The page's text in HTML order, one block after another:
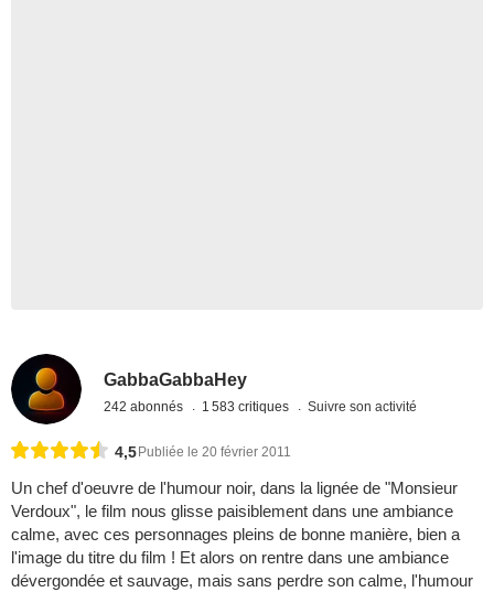
GabbaGabbaHey
242 abonnés 1 583 critiques Suivre son activité
4,5 Publiée le 20 février 2011
Un chef d'oeuvre de l'humour noir, dans la lignée de "Monsieur
Verdoux", le film nous glisse paisiblement dans une ambiance
calme, avec ces personnages pleins de bonne manière, bien a
l'image du titre du film ! Et alors on rentre dans une ambiance
dévergondée et sauvage, mais sans perdre son calme, l'humour